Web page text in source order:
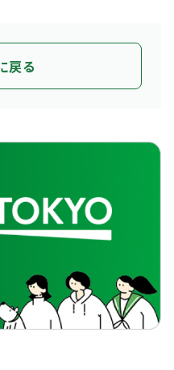
戻る